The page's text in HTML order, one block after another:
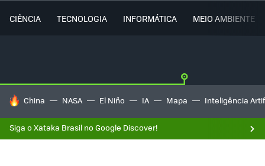
CIÊNCIA TECNOLOGIA INFORMÁTICA MEIO AMBIENTE
TENDÊNCIAS DO DIA
China NASA El Niño IA Mapa Inteligência
Siga o Xataka Brasil no Google Discover!